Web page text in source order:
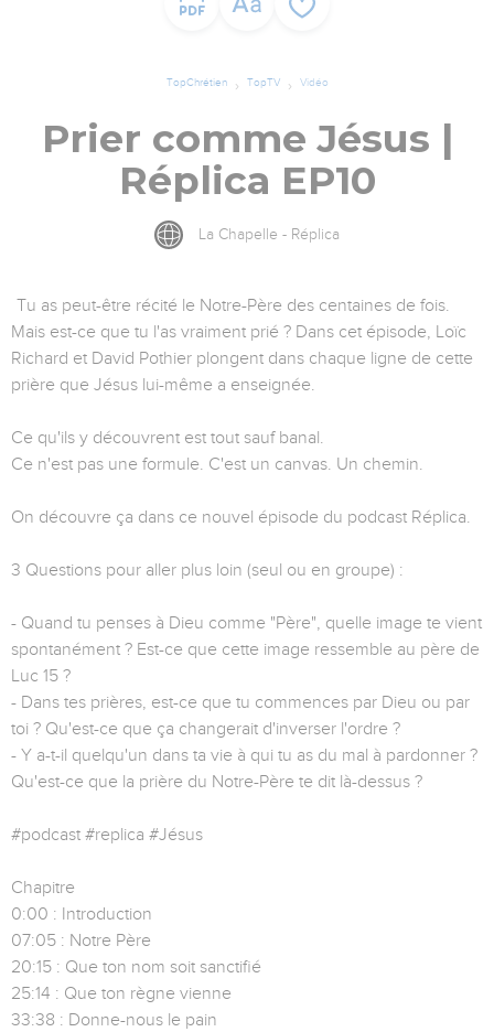
TopChrétien TopTV Vidéo
Prier comme Jésus |
Réplica EP10
La Chapelle - Réplica
Tu as peut-être récité le Notre-Père des centaines de fois.
Mais est-ce que tu l'as vraiment prié ? Dans cet épisode, Loïc
Richard et David Pothier plongent dans chaque ligne de cette
prière que Jésus lui-même a enseignée.
Ce qu'ils y découvrent est tout sauf banal.
Ce n'est pas une formule. C'est un canvas. Un chemin.
On découvre ça dans ce nouvel épisode du podcast Réplica.
3 Questions pour aller plus loin (seul ou en groupe) :
- Quand tu penses à Dieu comme "Père", quelle image te vient
spontanément ? Est-ce que cette image ressemble au père de
Luc 15 ?
- Dans tes prières, est-ce que tu commences par Dieu ou par
toi ? Qu'est-ce que ça changerait d'inverser l'ordre ?
- Y a-t-il quelqu'un dans ta vie à qui tu as du mal à pardonner ?
Qu'est-ce que la prière du Notre-Père te dit là-dessus ?
#podcast #replica #Jésus
Chapitre
0:00 : Introduction
07:05 : Notre Père
20:15 : Que ton nom soit sanctifié
25:14 : Que ton règne vienne
33:38 : Donne-nous le pain